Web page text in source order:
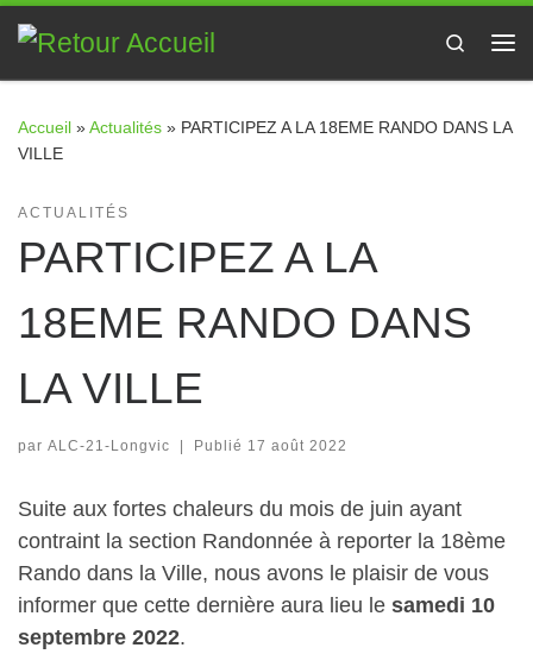
Passer au contenu
Search
Accueil »Actualités » PARTICIPEZ A LA 18EME RANDO DANS LA
VILLE
ACTUALITÉS
PARTICIPEZ A LA
18EME RANDO DANS
LA VILLE
par ALC-21-Longvic | Publié 17 août 2022
Suite aux fortes chaleurs du mois de juin ayant
contraint la section Randonnée à reporter la 18ème
Rando dans la Ville, nous avons le plaisir de vous
informer que cette dernière aura lieu le samedi 10
septembre 2022.